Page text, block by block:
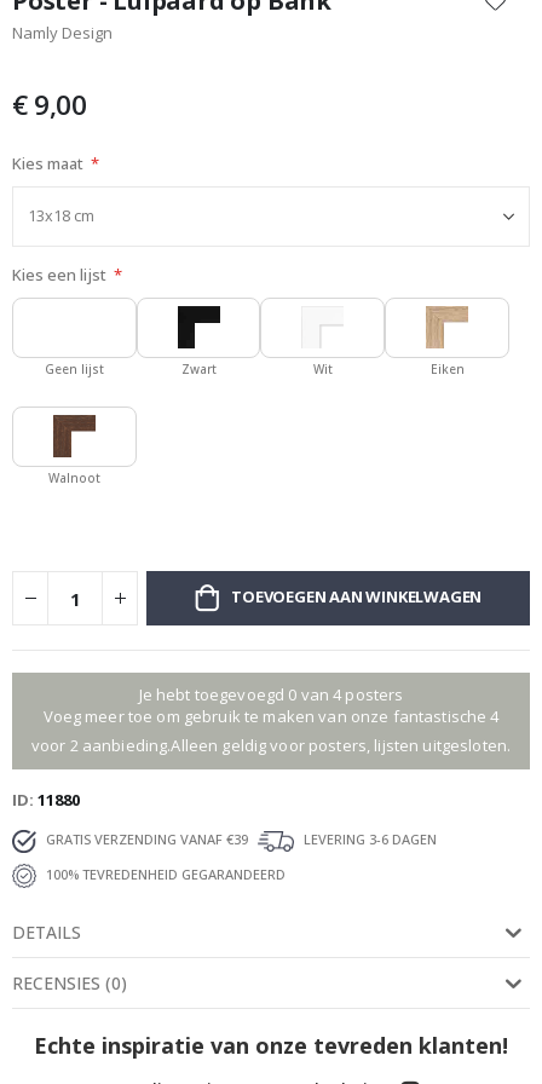
het
begin
afbeeldingen-
Namly Design
€ 9,00
Kies maat
Kies een lijst
Geen lijst Zwart Wit Eiken
Walnoot
TOEVOEGEN AAN WINKELWAGEN
Je hebt toegevoegd 0 van 4 posters
Voeg meer toe om gebruik te maken van onze fantastische 4
voor 2 aanbieding.Alleen geldig voor posters, lijsten uitgesloten.
ID 11880
GRATIS VERZENDING VANAF €39
LEVERING 3-6 DAGEN
100% TEVREDENHEID GEGARANDEERD
DETAILS
RECENSIES (0)
Echte inspiratie van onze tevreden klanten!